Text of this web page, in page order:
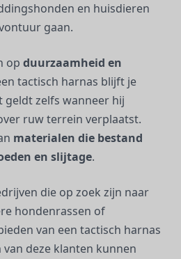
en huisdieren
gaan.
op duurzaamheid en
tactisch harnas blijft je
zelfs wanneer hij
ruw terrein verplaatst.
materialen die bestand
en slijtage.
die op zoek zijn naar
hondenrassen of
van een tactisch harnas
deze klanten kunnen